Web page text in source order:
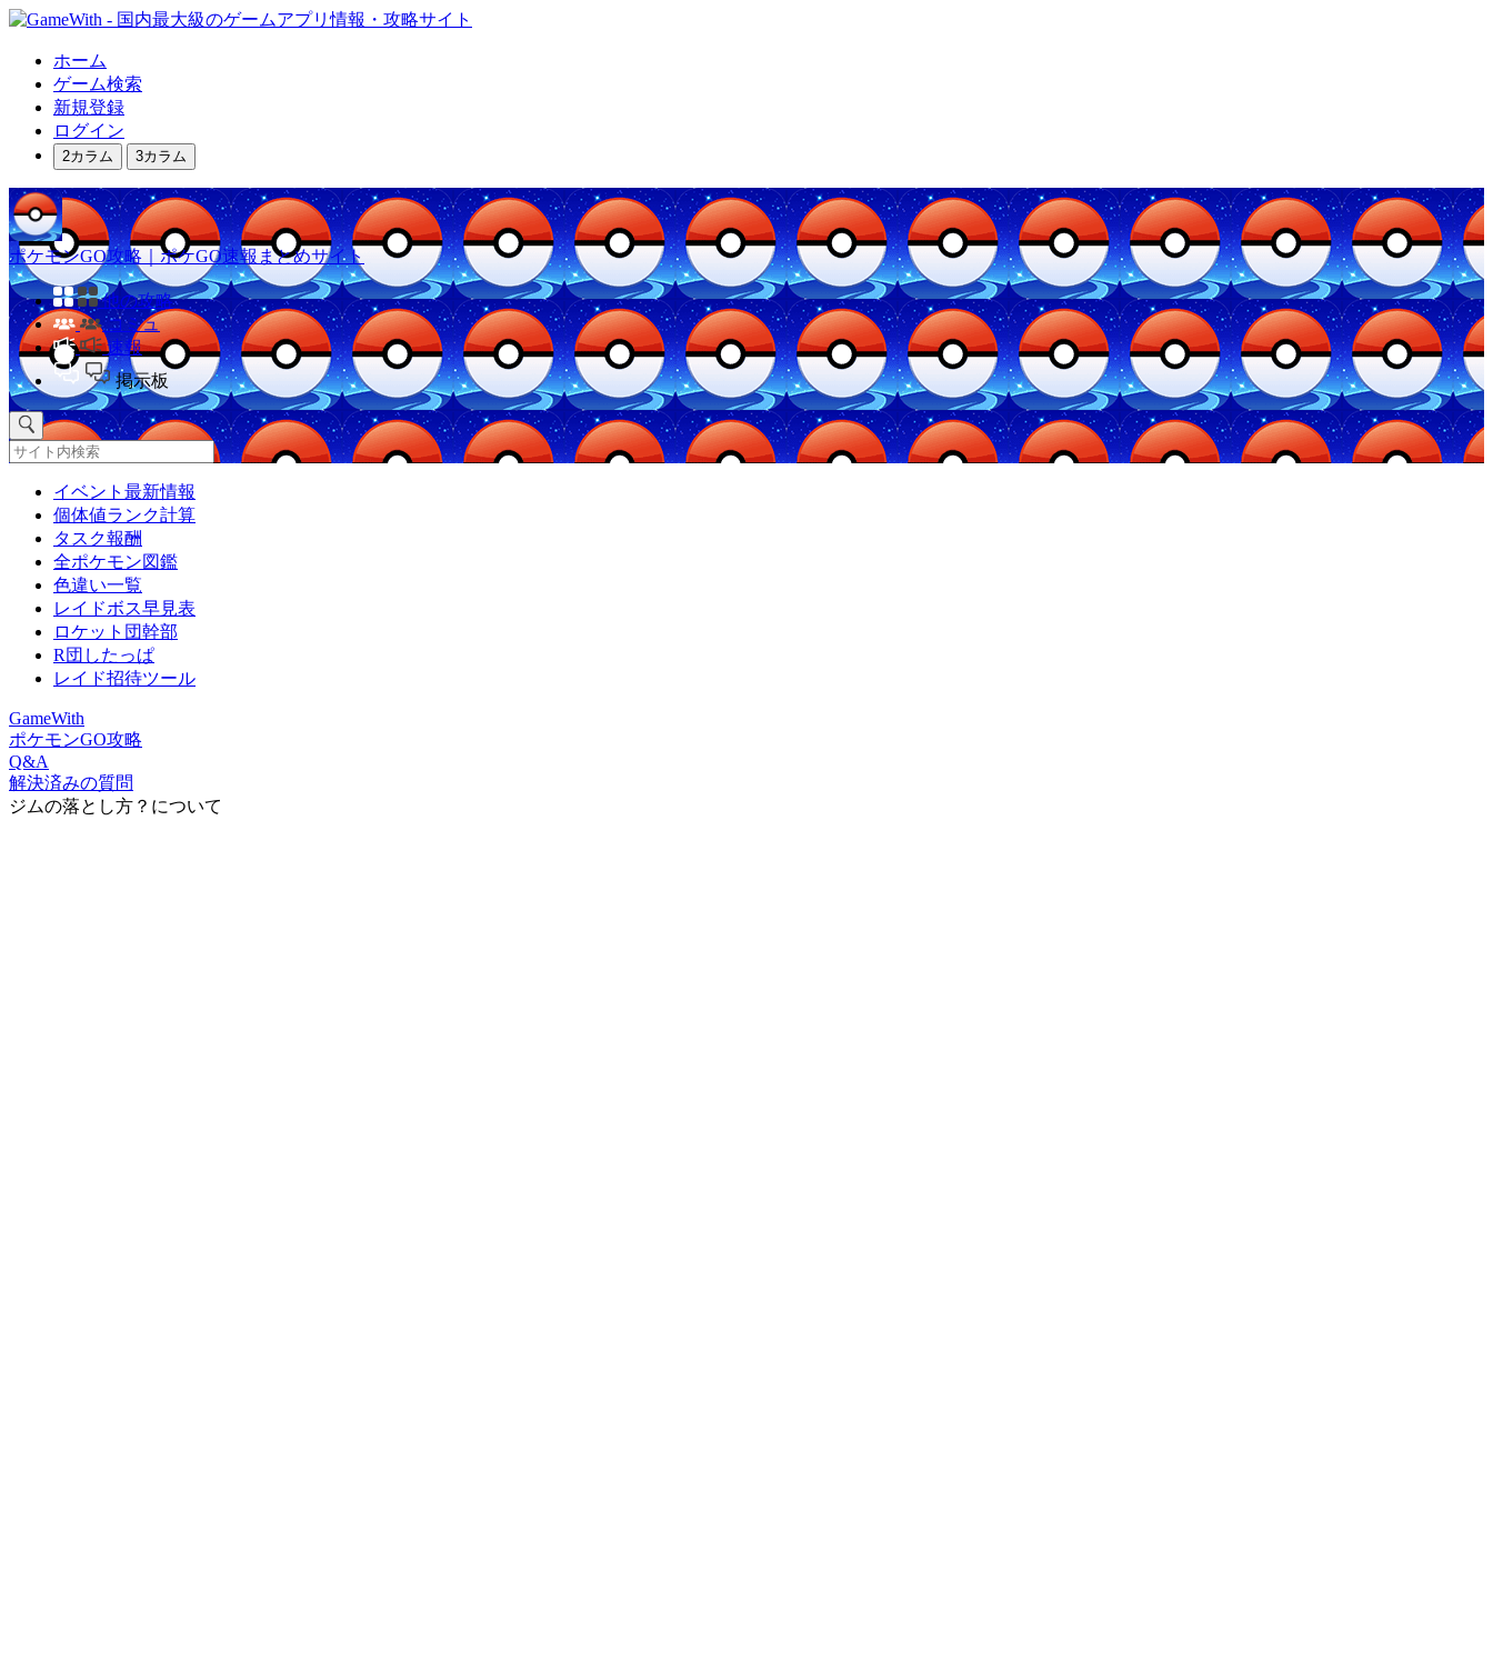
ホーム
ゲーム検索
新規登録
ログイン
2カラム 3カラム
ポケモンGO攻略｜ポケGO速報まとめサイト
他の攻略
コミュ
速報
掲示板
イベント最新情報
個体値ランク計算
タスク報酬
全ポケモン図鑑
色違い一覧
レイドボス早見表
ロケット団幹部
R団したっぱ
レイド招待ツール
GameWith
ポケモンGO攻略
Q&A
解決済みの質問
ジムの落とし方？について